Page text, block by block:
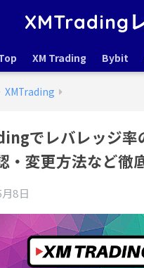
XMTrading
XM Trading Bybit
XMTrading
でレバレッジ率
・変更方法など徹
8日